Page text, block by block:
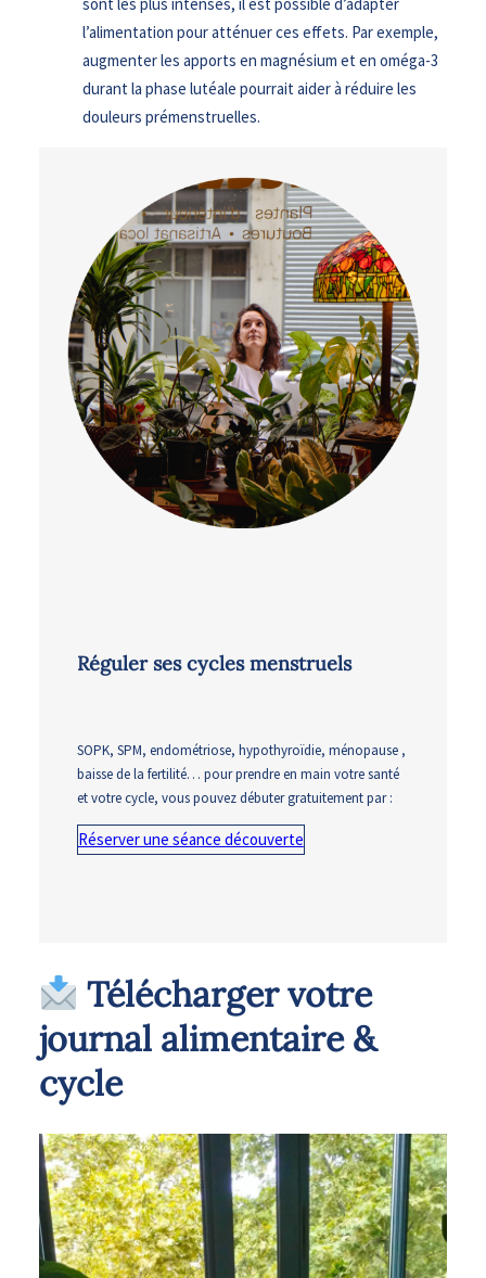
l’alimentation pour atténuer ces effets. Par exemple,
augmenter les apports en magnésium et en oméga-3
durant la phase lutéale pourrait aider à réduire les
douleurs prémenstruelles.
Réguler ses cycles menstruels
SOPK, SPM, endométriose, hypothyroïdie, ménopause ,
baisse de la fertilité… pour prendre en main votre santé
et votre cycle, vous pouvez débuter gratuitement par :
Réserver une séance découverte
Télécharger votre
journal alimentaire &
cycle